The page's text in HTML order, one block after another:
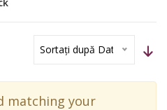
Sortați după Dată
matching your